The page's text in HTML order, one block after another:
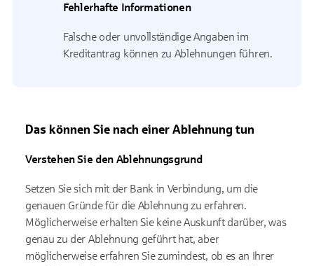
Fehlerhafte Informationen
Falsche oder unvollständige Angaben im
Kreditantrag können zu Ablehnungen führen.
Das können Sie nach einer Ablehnung tun
Verstehen Sie den Ablehnungsgrund
Setzen Sie sich mit der Bank in Verbindung, um die
genauen Gründe für die Ablehnung zu erfahren.
Möglicherweise erhalten Sie keine Auskunft darüber, was
genau zu der Ablehnung geführt hat, aber
möglicherweise erfahren Sie zumindest, ob es an Ihrer